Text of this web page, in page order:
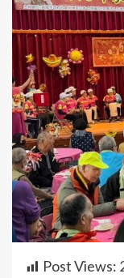
Post Views: